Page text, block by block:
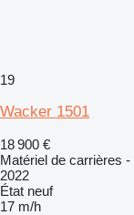
19
Wacker 1501
18 900 €
Matériel de carrières
2022
État neuf
17 m/h